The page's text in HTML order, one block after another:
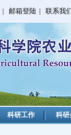
邮箱登陆 联系我
科研工作 科